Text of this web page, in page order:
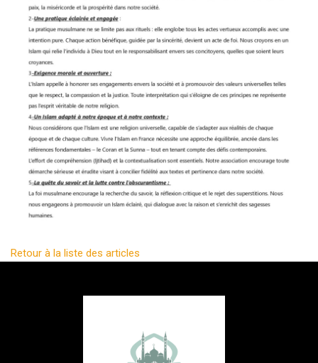
Retour à la liste des articles